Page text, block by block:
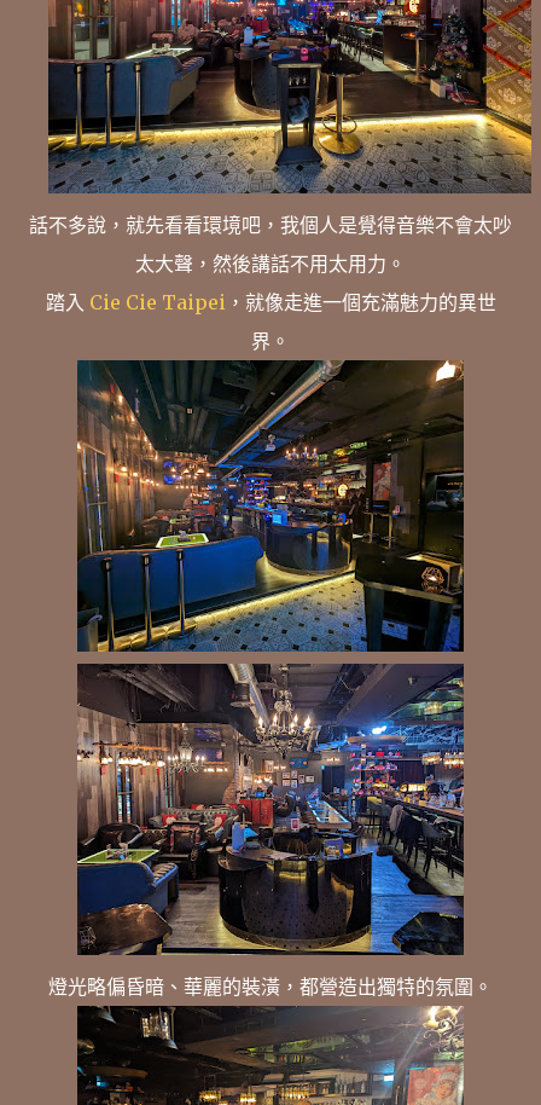
話不多說，就先看看環境吧，我個人是覺得音樂不會太吵
太大聲，然後講話不用太用力。
踏入 Cie Cie Taipei ，就像走進一個充滿魅力的異世
界。
燈光略偏昏暗、華麗的裝潢，都營造出獨特的氛圍。